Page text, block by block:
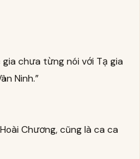
gia chưa từng nói với Tạ gia
Ninh.”
Chương, cũng là ca ca